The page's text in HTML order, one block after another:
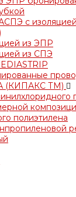
с
из ЭПР
из СПЭ
(КИПАКС ТМ)
полиэтилена